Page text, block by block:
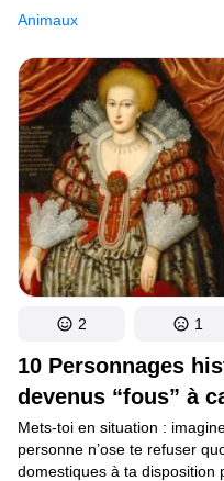
Animaux
expériences laissent à
abeilles agressives qui ne
qu’elles ont fabriqué.
10 Personnages
devenus “fous” à
Mets-toi en situation :
personne n’ose te refuser
domestiques à ta disposition
2 1